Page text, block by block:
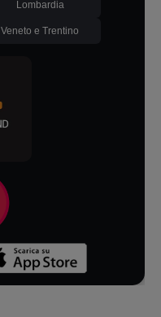
Lombardia
Veneto e Trentino